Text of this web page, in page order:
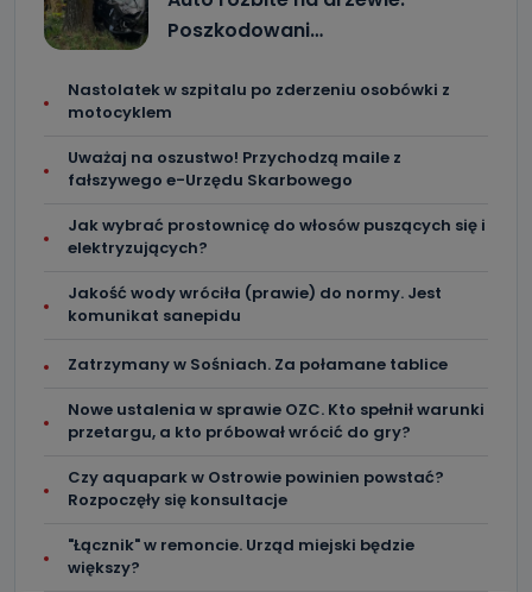
Poszkodowani…
Nastolatek w szpitalu po zderzeniu osobówki z
motocyklem
Uważaj na oszustwo! Przychodzą maile z
fałszywego e-Urzędu Skarbowego
Jak wybrać prostownicę do włosów puszących się i
elektryzujących?
Jakość wody wróciła (prawie) do normy. Jest
komunikat sanepidu
Zatrzymany w Sośniach. Za połamane tablice
Nowe ustalenia w sprawie OZC. Kto spełnił warunki
przetargu, a kto próbował wrócić do gry?
Czy aquapark w Ostrowie powinien powstać?
Rozpoczęły się konsultacje
"Łącznik" w remoncie. Urząd miejski będzie
większy?